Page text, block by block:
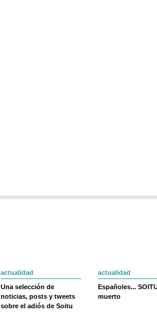
actualidad
Una selección de
noticias, posts y tweets
sobre el adiós de Soitu
actualidad
Españoles...
muerto